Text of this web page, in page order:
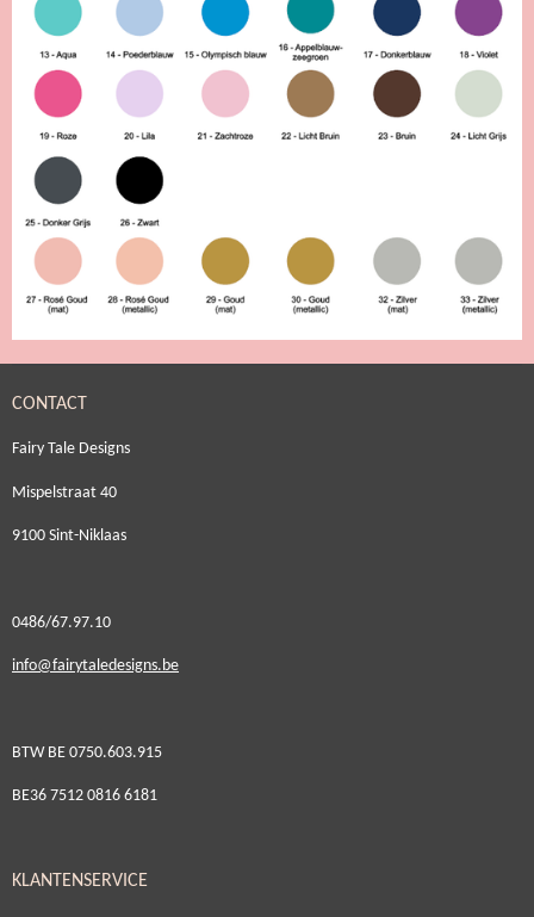
CONTACT
Fairy Tale Designs
Mispelstraat 40
9100 Sint-Niklaas
0486/67.97.10
info@fairytaledesigns.be
BTW BE 0750.603.915
BE36 7512 0816 6181
KLANTENSERVICE